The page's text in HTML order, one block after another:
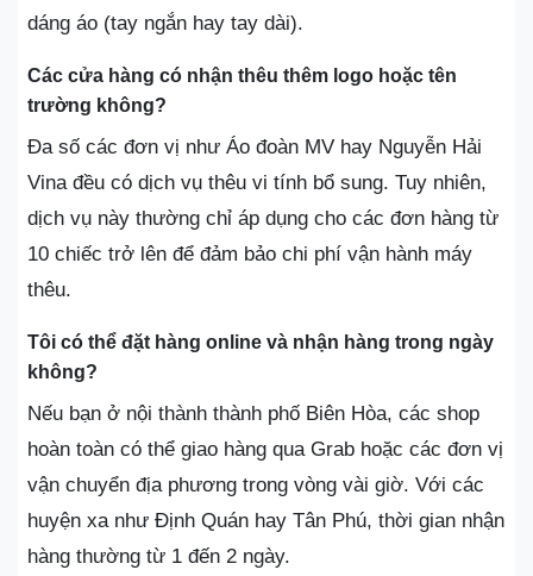
dáng áo (tay ngắn hay tay dài).
Các cửa hàng có nhận thêu thêm logo hoặc tên
trường không?
Đa số các đơn vị như Áo đoàn MV hay Nguyễn Hải
Vina đều có dịch vụ thêu vi tính bổ sung. Tuy nhiên,
dịch vụ này thường chỉ áp dụng cho các đơn hàng từ
10 chiếc trở lên để đảm bảo chi phí vận hành máy
thêu.
Tôi có thể đặt hàng online và nhận hàng trong ngày
không?
Nếu bạn ở nội thành thành phố Biên Hòa, các shop
hoàn toàn có thể giao hàng qua Grab hoặc các đơn vị
vận chuyển địa phương trong vòng vài giờ. Với các
huyện xa như Định Quán hay Tân Phú, thời gian nhận
hàng thường từ 1 đến 2 ngày.